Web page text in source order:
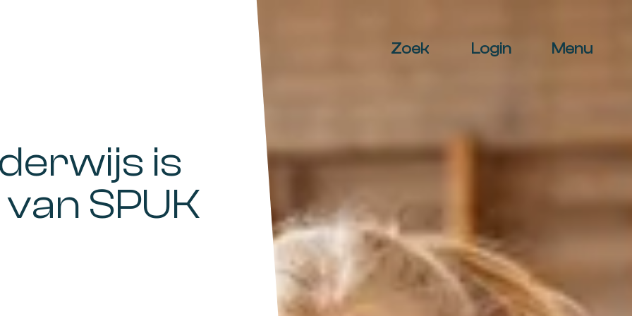
Zoek Login Menu
is
SPUK